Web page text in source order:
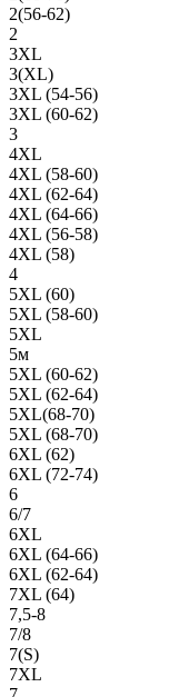
2(56-62)
2
3XL
3(XL)
3XL (54-56)
3XL (60-62)
3
4XL
4XL (58-60)
4XL (62-64)
4XL (64-66)
4XL (56-58)
4XL (58)
4
5XL (60)
5XL (58-60)
5XL
5м
5XL (60-62)
5XL (62-64)
5XL(68-70)
5XL (68-70)
6XL (62)
6XL (72-74)
6
6/7
6XL
6XL (64-66)
6XL (62-64)
7XL (64)
7,5-8
7/8
7(S)
7XL